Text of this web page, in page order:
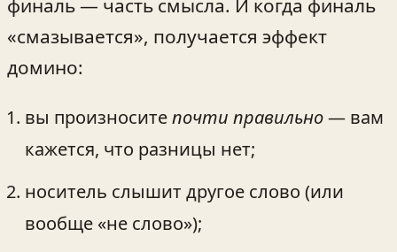
финаль — часть смысла. И когда финаль
«смазывается», получается эффект
домино:
вы произноситепочти правильно— вам
кажется, что разницы нет;
носитель слышит другое слово (или
вообще «не слово»);